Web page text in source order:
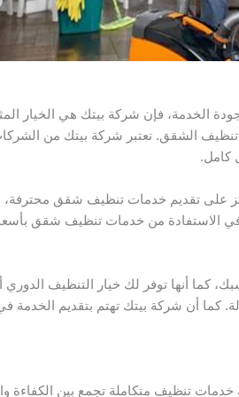
فإن شركة بيتك هي الخيار
الشقق. تعتبر شركة بيتك من
كامل.
على تقديم خدمات تنظيف شقق محترفة،
الاستفادة من خدمات تنظيف شقق
أنها توفر لك خيار التنظيف الدوري أو
أن شركة بيتك تهتم بتقديم الخدمة
تنظيف متكاملة تجمع بين الكفاءة